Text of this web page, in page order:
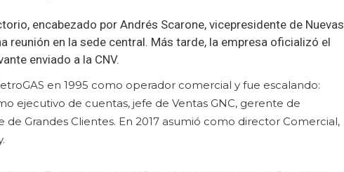
encabezado por Andrés Scarone, vicepresidente de Nuevas
reunión en la sede central. Más tarde, la empresa oficializó el
enviado a la CNV.
en 1995 como operador comercial y fue escalando:
ejecutivo de cuentas, jefe de Ventas GNC, gerente de
de Grandes Clientes. En 2017 asumió como director Comercial,